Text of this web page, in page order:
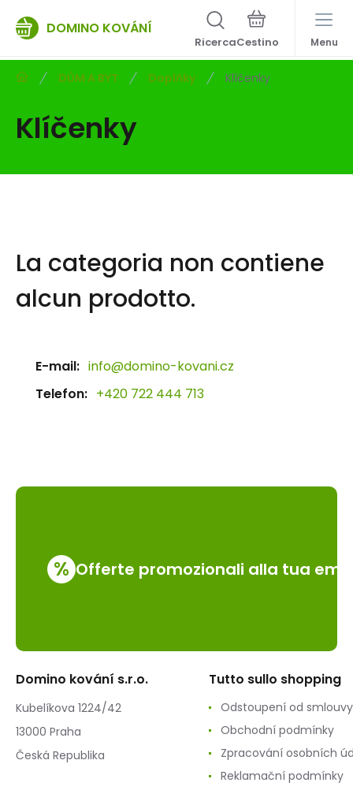
DOMINO KOVÁNÍ
Ricerca Menu
DŮM A BYT Doplňky Klíčenky
Klíčenky
La categoria non contiene
alcun prodotto.
E-mail: info@domino-kovani.cz
Telefon: +420 722 444 713
% Offerte promozionali alla tua
Domino kování s.r.o.
Kubelíkova 1224/42
13000 Praha
Česká Republika
Tutto sullo shopping
Odstoupení od smlouvy
Obchodní podmínky
Zpracování osobních
Reklamační podmínky